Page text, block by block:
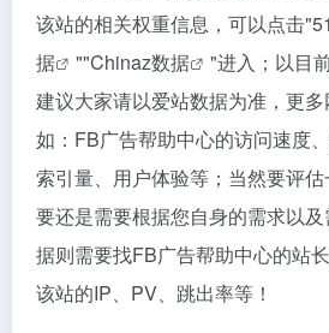
该站的相关权重信息，可以点击"
据
""Chinaz数据
"进入；以目
建议大家请以爱站数据为准，更
如：FB广告帮助中心的访问速度
索引量、用户体验等；当然要评
要还是需要根据您自身的需求以
据则需要找FB广告帮助中心的站
该站的IP、PV、跳出率等！